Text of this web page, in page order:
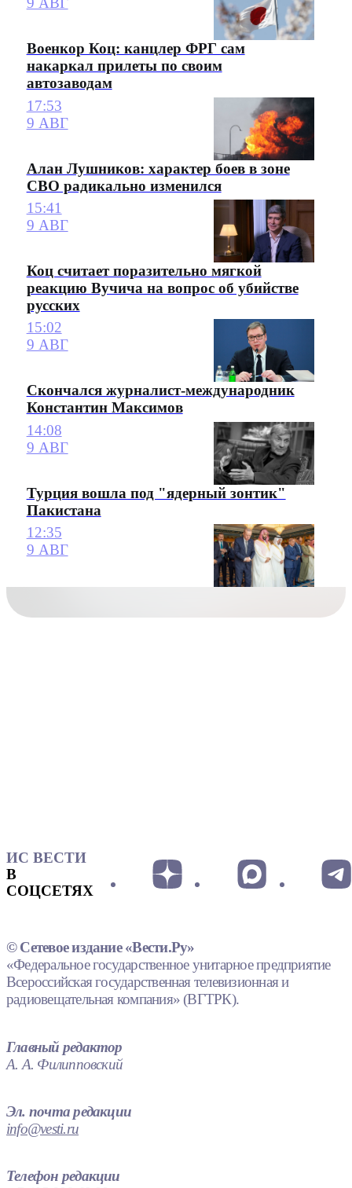
Военкор Коц: канцлер ФРГ сам
накаркал прилеты по своим
автозаводам
17:53
9 АВГ
Алан Лушников: характер боев в зоне
СВО радикально изменился
15:41
9 АВГ
Коц считает поразительно мягкой
реакцию Вучича на вопрос об убийстве
русских
15:02
9 АВГ
Скончался журналист-международник
Константин Максимов
14:08
9 АВГ
Турция вошла под "ядерный зонтик"
Пакистана
12:35
9 АВГ
ИС ВЕСТИ
В
СОЦСЕТЯХ
© Сетевое издание «Вести.Ру»
«Федеральное государственное унитарное предприятие
Всероссийская государственная телевизионная и
радиовещательная компания» (ВГТРК).
Главный редактор
А. А. Филипповский
Эл. почта редакции
info@vesti.ru
Телефон редакции